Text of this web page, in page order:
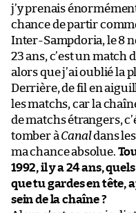
j’y prenais
chance de partir
Inter-Sampdoria, le 8
23 ans, c’est un match
alors que j’ai oublié la
Derrière, de fil en
les matchs, car la
de matchs étrangers,
tomber àCanaldans
ma chance absolue.
1992, il y a 24 ans,
que tu gardes en tête,
sein de la chaîne ?